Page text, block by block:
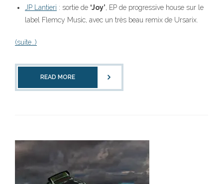
JP Lantieri : sortie de ‘Joy’ , EP de progressive house sur le
label Flemcy Music, avec un très beau remix de Ursarix.
(suite…)
READ MORE